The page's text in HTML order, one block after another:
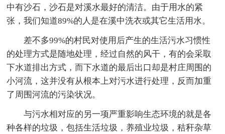
中有沙石，沙石是对溪水最好的清洁。由于用水的紧
张，我们知道89%的人是在溪中洗衣或其它生活用水。
差不多99%的村民对使用后产生的生活污水习惯性
的处理方式是随地处理，经过自然的风干，有的会采取
下水道排出方式，而下水道的最后出口却是村庄周围的
小河流，这并没有从根本上对污水进行处理，反而加重
了周围河流的污染状况。
与污水相对应的另一项严重影响生态环境的就是各
种各样的垃圾，包括生活垃圾，养殖业垃圾，秸秆杂草